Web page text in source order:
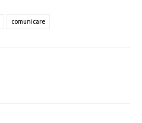
comunicare